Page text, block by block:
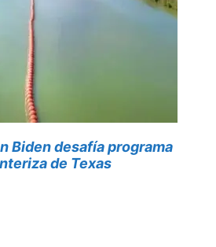
Biden desafía programa
de Texas